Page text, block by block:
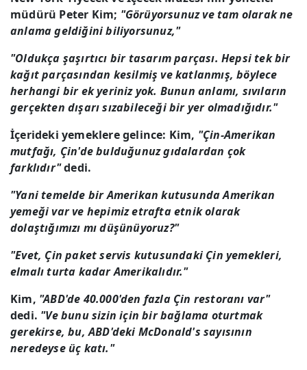
müdürü Peter Kim; "Görüyorsunuz ve tam olarak ne
anlama geldiğini biliyorsunuz,"
"Oldukça şaşırtıcı bir tasarım parçası. Hepsi tek bir
kağıt parçasından kesilmiş ve katlanmış, böylece
herhangi bir ek yeriniz yok. Bunun anlamı, sıvıların
gerçekten dışarı sızabileceği bir yer olmadığıdır."
İçerideki yemeklere gelince: Kim, "Çin-Amerikan
mutfağı, Çin'de bulduğunuz gıdalardan çok
farklıdır"dedi.
"Yani temelde bir Amerikan kutusunda Amerikan
yemeği var ve hepimiz etrafta etnik olarak
dolaştığımızı mı düşünüyoruz?"
"Evet, Çin paket servis kutusundaki Çin yemekleri,
elmalı turta kadar Amerikalıdır."
Kim, "ABD'de 40.000'den fazla Çin restoranı var"
dedi. "Ve bunu sizin için bir bağlama oturtmak
gerekirse, bu, ABD'deki McDonald's sayısının
neredeyse üç katı."